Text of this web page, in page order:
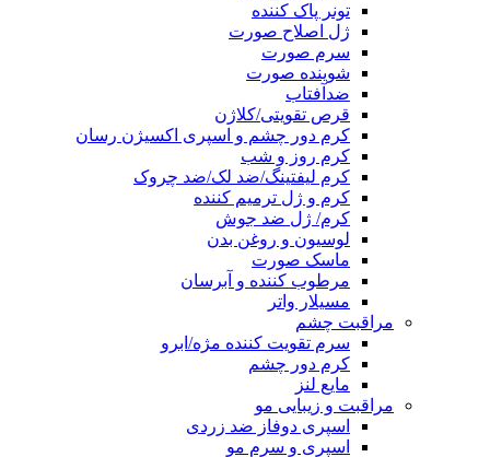
تونر پاک کننده
ژل اصلاح صورت
سرم صورت
شوینده صورت
ضدآفتاب
قرص تقویتی/کلاژن
کرم دور چشم و اسپری اکسیژن رسان
کرم روز و شب
کرم لیفتینگ/ضد لک/ضد چروک
کرم و ژل ترمیم کننده
کرم/ ژل ضد جوش
لوسیون و روغن بدن
ماسک صورت
مرطوب کننده و آبرسان
مسیلار واتر
مراقبت چشم
سرم تقویت کننده مژه/ابرو
کرم دور چشم
مایع لنز
مراقبت و زیبایی مو
اسپری دوفاز ضد زردی
اسپری و سرم مو